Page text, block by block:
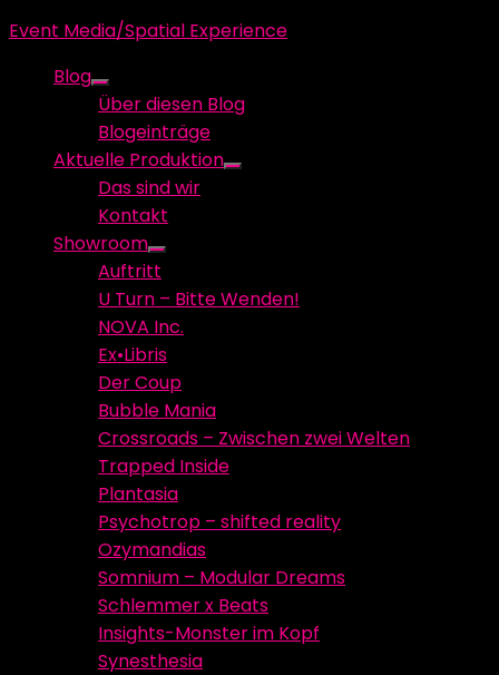
Event Media/Spatial Experience
Blog
Show
sub
menu
Über diesen Blog
Blogeinträge
Aktuelle Produktion
Show
Das sind wir
Kontakt
Showroom
Show
sub
menu
Auftritt
U Turn – Bitte Wenden!
NOVA Inc.
Ex•Libris
Der Coup
Bubble Mania
Crossroads – Zwischen zwei Welten
Trapped Inside
Plantasia
Psychotrop – shifted reality
Ozymandias
Somnium – Modular Dreams
Schlemmer x Beats
Insights-Monster im Kopf
Synesthesia